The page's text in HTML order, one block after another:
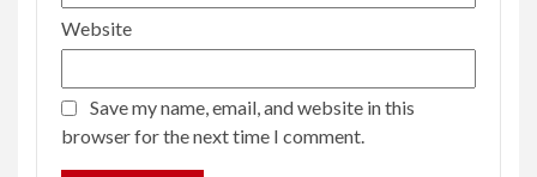
Website
Save my name, email, and website in this
browser for the next time I comment.